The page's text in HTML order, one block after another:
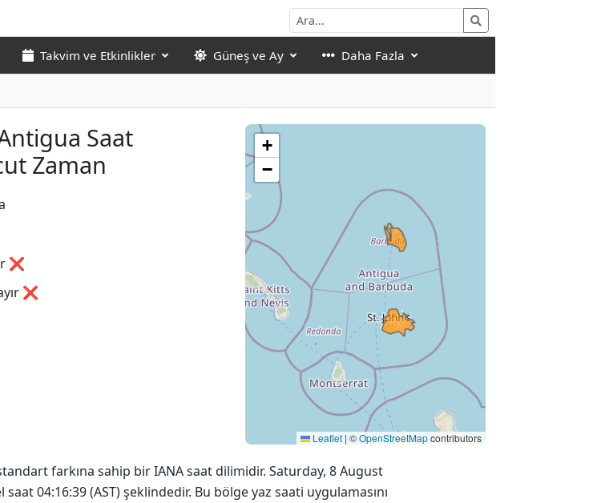
Takvim ve Etkinlikler Güneş ve Ay Daha Fazla
Saat
Zaman
❌
❌
+
−
Leaflet | ©OpenStreetMapcontributors
farkına sahip bir IANA saat dilimidir. Saturday, 8 August
04:16:39 (AST) şeklindedir. Bu bölge yaz saati uygulamasını